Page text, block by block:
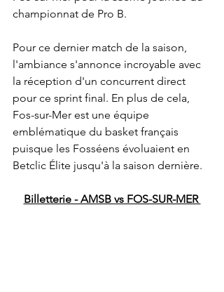
championnat de Pro B.
Pour ce dernier match de la saison,
l'ambiance s'annonce incroyable avec
la réception d'un concurrent direct
pour ce sprint final. En plus de cela,
Fos-sur-Mer est une équipe
emblématique du basket français
puisque les Fosséens évoluaient en
Betclic Élite jusqu'à la saison dernière.
Billetterie - AMSB vs FOS-SUR-MER